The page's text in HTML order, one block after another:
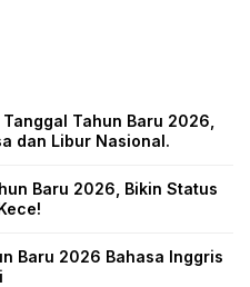
Tahun Baru 2026,
dan Libur Nasional.
Baru 2026, Bikin Status
Baru 2026 Bahasa Inggris